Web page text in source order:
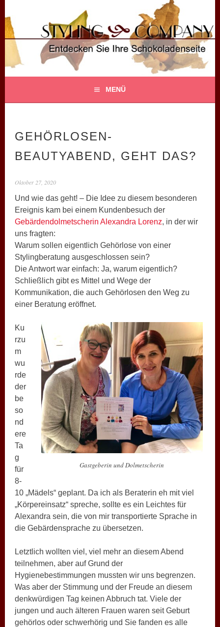
zum
InhaltSTYLING COMPANY
ENTDECKEN SIE IHRE SCHOKOLADENSEITE!
MENÜ
GEHÖRLOSEN-
BEAUTYABEND, GEHT DAS?
Oktober 27, 2020
Und wie das geht! – Die Idee zu diesem besonderen
Ereignis kam bei einem Kundenbesuch der
Gebärdendolmetscherin Alexandra Lorenz, in der wir
uns fragten:
Warum sollen eigentlich Gehörlose von einer
Stylingberatung ausgeschlossen sein?
Die Antwort war einfach: Ja, warum eigentlich?
Schließlich gibt es Mittel und Wege der
Kommunikation, die auch Gehörlosen den Weg zu
einer Beratung eröffnet.
Gastgeberin und Dolmetscherin
Ku
rzu
m
wu
rde
der
be
so
nd
ere
Ta
g
für
8-
10 „Mädels“ geplant. Da ich als Beraterin eh mit viel
„Körpereinsatz“ spreche, sollte es ein Leichtes für
Alexandra sein, die von mir transportierte Sprache in
die Gebärdensprache zu übersetzen.
Letztlich wollten viel, viel mehr an diesem Abend
teilnehmen, aber auf Grund der
Hygienebestimmungen mussten wir uns begrenzen.
Was aber der Stimmung und der Freude an diesem
denkwürdigen Tag keinen Abbruch tat. Viele der
jungen und auch älteren Frauen waren seit Geburt
gehörlos oder schwerhörig und Sie fanden es alle